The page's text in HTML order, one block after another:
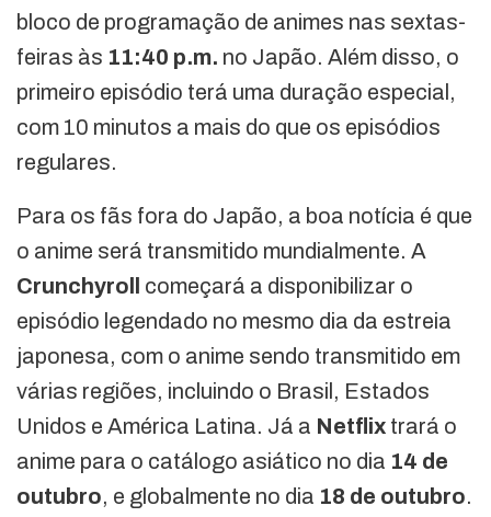
bloco de programação de animes nas sextas-
feiras às 11:40 p.m. no Japão. Além disso, o
primeiro episódio terá uma duração especial,
com 10 minutos a mais do que os episódios
regulares.
Para os fãs fora do Japão, a boa notícia é que
o anime será transmitido mundialmente. A
Crunchyroll começará a disponibilizar o
episódio legendado no mesmo dia da estreia
japonesa, com o anime sendo transmitido em
várias regiões, incluindo o Brasil, Estados
Unidos e América Latina. Já a Netflix trará o
anime para o catálogo asiático no dia 14 de
outubro, e globalmente no dia 18 de outubro.